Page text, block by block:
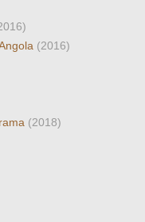
(2016)
(2018)